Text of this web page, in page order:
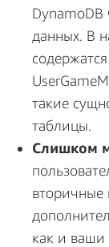
DynamoDB
данных. В
такие
таблицы.
Слишком
вторичные
как и ваши